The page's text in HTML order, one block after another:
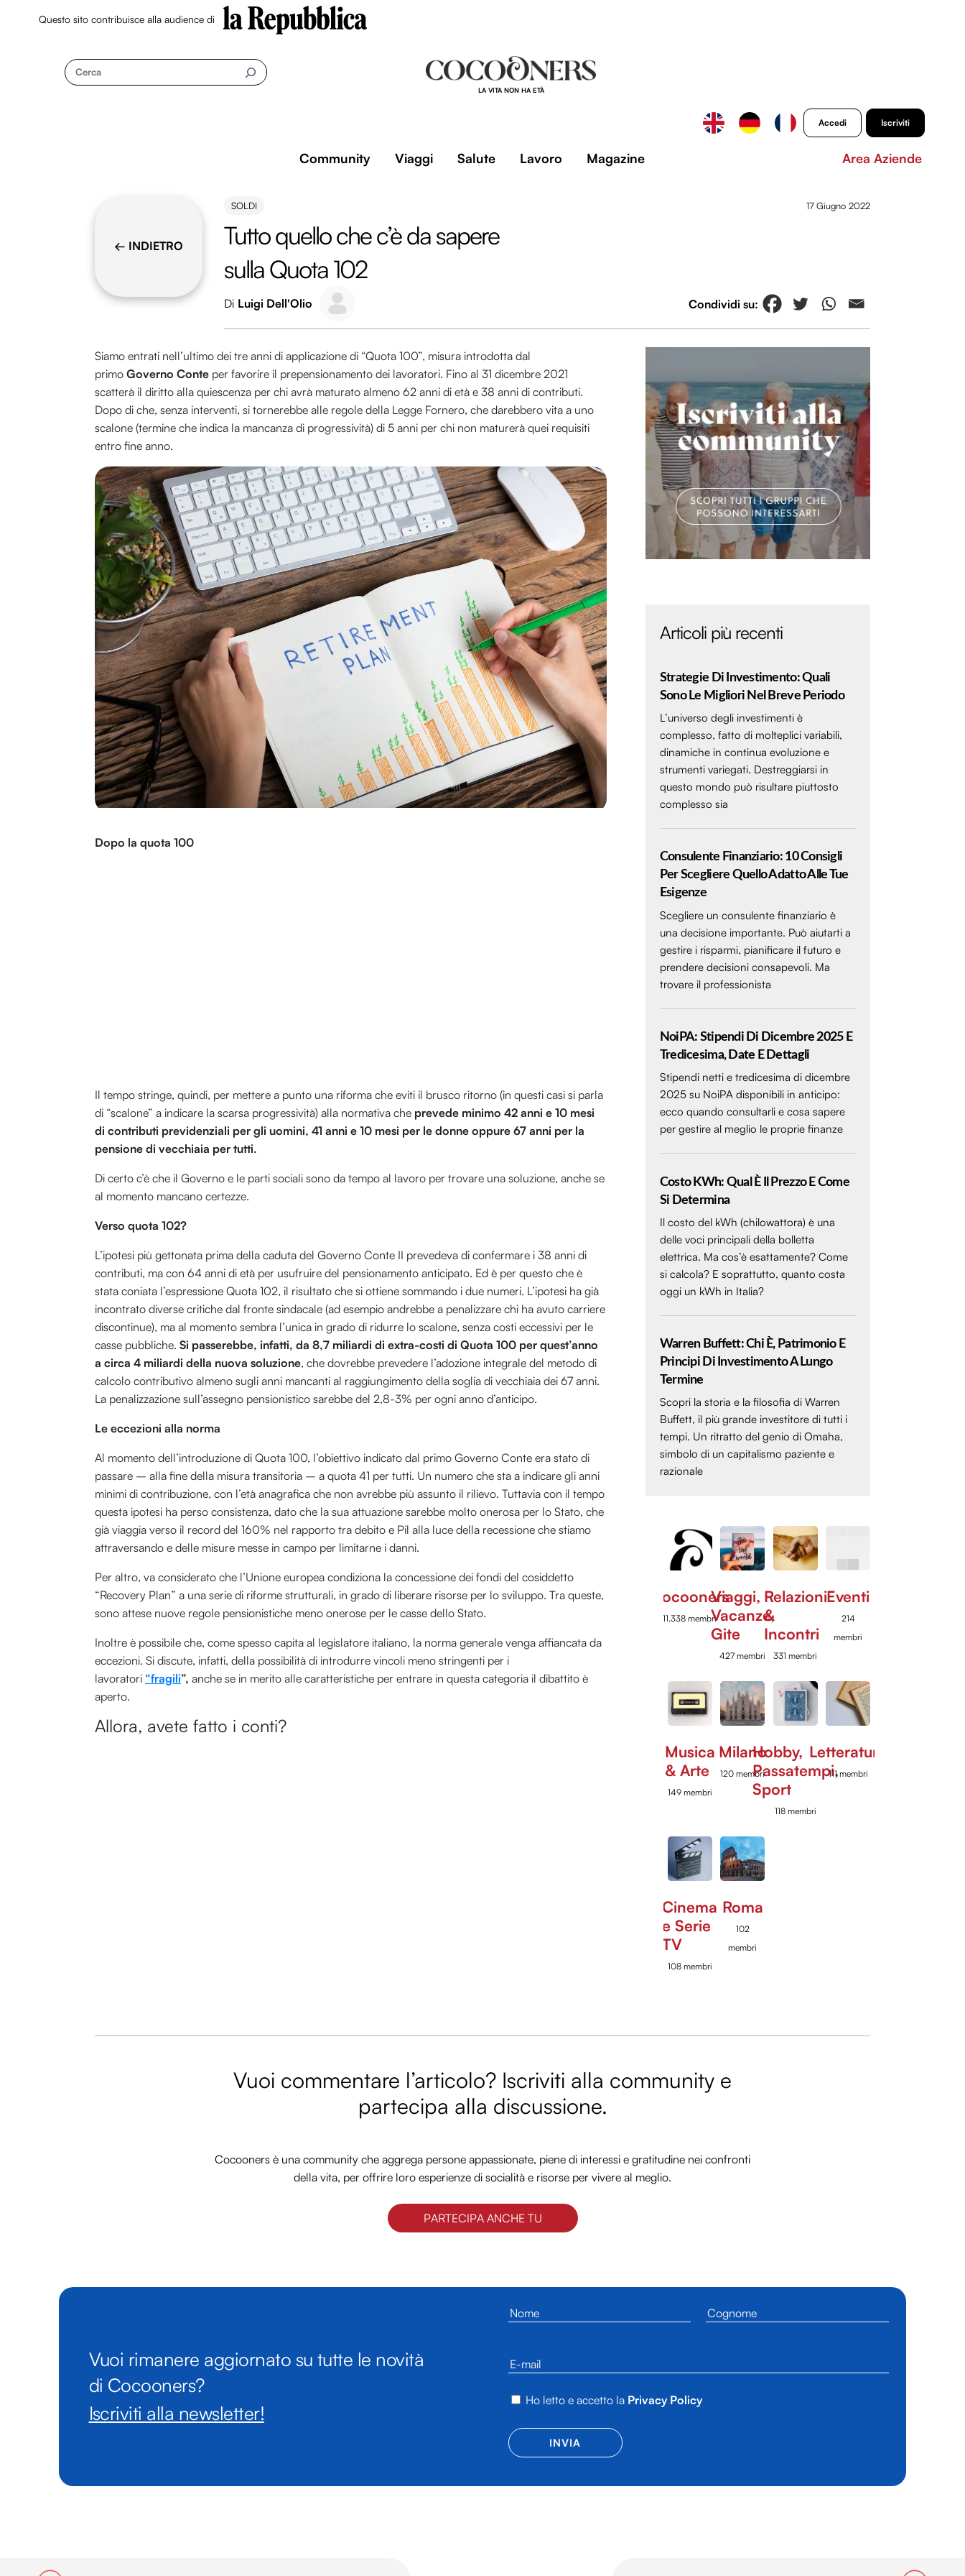
Questo sito contribuisce alla audience di
Cerca
LA VITA NON HA ETÀ
Accedi Iscriviti
Community Viaggi Salute Lavoro Magazine Area Aziende
← INDIETRO
SOLDI 17 Giugno 2022
Tutto quello che c’è da sapere
sulla Quota 102
Di Luigi Dell'Olio
Siamo entrati nell’ultimo dei tre anni di applicazione di “Quota 100”, misura introdotta dal
primo Governo Conte per favorire il prepensionamento dei lavoratori. Fino al 31 dicembre 2021
scatterà il diritto alla quiescenza per chi avrà maturato almeno 62 anni di età e 38 anni di contributi.
Dopo di che, senza interventi, si tornerebbe alle regole della Legge Fornero, che darebbero vita a uno
scalone (termine che indica la mancanza di progressività) di 5 anni per chi non maturerà quei requisiti
entro fine anno.
Dopo la quota 100
Il tempo stringe, quindi, per mettere a punto una riforma che eviti il brusco ritorno (in questi casi si parla
di “scalone” a indicare la scarsa progressività) alla normativa che prevede minimo 42 anni e 10 mesi
di contributi previdenziali per gli uomini, 41 anni e 10 mesi per le donne oppure 67 anni per la
pensione di vecchiaia per tutti.
Di certo c’è che il Governo e le parti sociali sono da tempo al lavoro per trovare una soluzione, anche se
al momento mancano certezze.
Verso quota 102?
L’ipotesi più gettonata prima della caduta del Governo Conte II prevedeva di confermare i 38 anni di
contributi, ma con 64 anni di età per usufruire del pensionamento anticipato. Ed è per questo che è
stata coniata l’espressione Quota 102, il risultato che si ottiene sommando i due numeri. L’ipotesi ha già
incontrato diverse critiche dal fronte sindacale (ad esempio andrebbe a penalizzare chi ha avuto carriere
discontinue), ma al momento sembra l’unica in grado di ridurre lo scalone, senza costi eccessivi per le
casse pubbliche. Si passerebbe, infatti, da 8,7 miliardi di extra-costi di Quota 100 per quest’anno
a circa 4 miliardi della nuova soluzione, che dovrebbe prevedere l’adozione integrale del metodo di
calcolo contributivo almeno sugli anni mancanti al raggiungimento della soglia di vecchiaia dei 67 anni.
La penalizzazione sull’assegno pensionistico sarebbe del 2,8-3% per ogni anno d’anticipo.
Le eccezioni alla norma
Al momento dell’introduzione di Quota 100, l’obiettivo indicato dal primo Governo Conte era stato di
passare – alla fine della misura transitoria – a quota 41 per tutti. Un numero che sta a indicare gli anni
minimi di contribuzione, con l’età anagrafica che non avrebbe più assunto il rilievo. Tuttavia con il tempo
questa ipotesi ha perso consistenza, dato che la sua attuazione sarebbe molto onerosa per lo Stato, che
già viaggia verso il record del 160% nel rapporto tra debito e Pil alla luce della recessione che stiamo
attraversando e delle misure messe in campo per limitarne i danni.
Per altro, va considerato che l’Unione europea condiziona la concessione dei fondi del cosiddetto
“Recovery Plan” a una serie di riforme strutturali, in grado di liberare risorse per lo sviluppo. Tra queste,
sono attese nuove regole pensionistiche meno onerose per le casse dello Stato.
Inoltre è possibile che, come spesso capita al legislatore italiano, la norma generale venga affiancata da
eccezioni. Si discute, infatti, della possibilità di introdurre vincoli meno stringenti per i
lavoratori “fragili”, anche se in merito alle caratteristiche per entrare in questa categoria il dibattito è
aperto.
Allora, avete fatto i conti?
Articoli più recenti
Strategie Di Investimento: Quali
Sono Le Migliori Nel Breve Periodo
L’universo degli investimenti è
complesso, fatto di molteplici variabili,
dinamiche in continua evoluzione e
strumenti variegati. Destreggiarsi in
questo mondo può risultare piuttosto
complesso sia
Consulente Finanziario: 10 Consigli
Per Scegliere Quello Adatto Alle Tue
Esigenze
Scegliere un consulente finanziario è
una decisione importante. Può aiutarti a
gestire i risparmi, pianificare il futuro e
prendere decisioni consapevoli. Ma
trovare il professionista
NoiPA: Stipendi Di Dicembre 2025 E
Tredicesima, Date E Dettagli
Stipendi netti e tredicesima di dicembre
2025 su NoiPA disponibili in anticipo:
ecco quando consultarli e cosa sapere
per gestire al meglio le proprie finanze
Costo KWh: Qual È Il Prezzo E Come
Si Determina
Il costo del kWh (chilowattora) è una
delle voci principali della bolletta
elettrica. Ma cos’è esattamente? Come
si calcola? E soprattutto, quanto costa
oggi un kWh in Italia?
Warren Buffett: Chi È, Patrimonio E
Principi Di Investimento A Lungo
Termine
Scopri la storia e la filosofia di Warren
Buffett, il più grande investitore di tutti i
tempi. Un ritratto del genio di Omaha,
simbolo di un capitalismo paziente e
razionale
Cocooners
11.338 membri
Viaggi,
Vacanze,
Gite
427 membri
Relazioni
&
Incontri
331 membri
Eventi
214
membri
Musica
& Arte
149 membri
Milano
120 membri
Hobby,
Passatempi,
Sport
118 membri
Letteratura
111 membri
Cinema
e Serie
TV
108 membri
Roma
102
membri
Vuoi commentare l’articolo? Iscriviti alla community e
partecipa alla discussione.
Cocooners è una community che aggrega persone appassionate, piene di interessi e gratitudine nei confronti
della vita, per offrire loro esperienze di socialità e risorse per vivere al meglio.
PARTECIPA ANCHE TU
Vuoi rimanere aggiornato su tutte le novità
di Cocooners?
Iscriviti alla newsletter!
Ho letto e accetto la Privacy Policy